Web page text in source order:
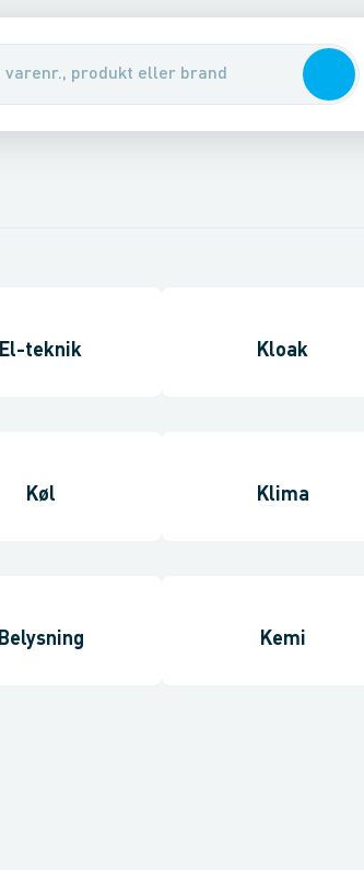
El-teknik Kloak
Køl Klima
Belysning Kemi